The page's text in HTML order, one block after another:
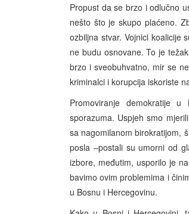
Propust da se brzo i odlučno
nešto što je skupo plaćeno.
ozbiljna stvar. Vojnici koalicije
ne budu osnovane. To je
brzo i sveobuhvatno, mir se
kriminalci i korupcija iskoriste
Promoviranje demokratije
sporazuma. Uspjeh smo
sa nagomilanom birokratijom,
posla –postali su umorni od
izbore, međutim, usporilo je
bavimo ovim problemima i
u Bosnu i Hercegovinu.